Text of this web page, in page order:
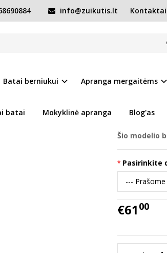
info@zuikutis.lt Kontaktai
Batai berniukui Apranga mergaitėms
batai Mokyklinė apranga Blog'as
mėlyni vandeniui atsparūs batai 30-35 d. P092-
BATAI 30-35 D. P092-
Prekės kodas:
Šio modelio
Pasirinkite
€61 00